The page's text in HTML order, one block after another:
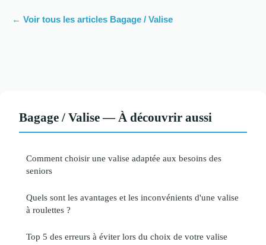
← Voir tous les articles Bagage / Valise
Bagage / Valise — À découvrir aussi
Comment choisir une valise adaptée aux besoins des
seniors
Quels sont les avantages et les inconvénients d'une valise
à roulettes ?
Top 5 des erreurs à éviter lors du choix de votre valise